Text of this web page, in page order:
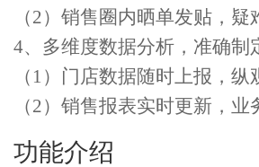
（2）销售圈内晒单发贴，
4、多维度数据分析，准确制
（1）门店数据随时上报，
（2）销售报表实时更新，
功能介绍